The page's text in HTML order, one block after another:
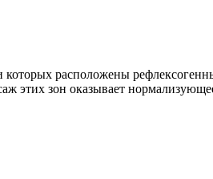
расположены
зон оказывает